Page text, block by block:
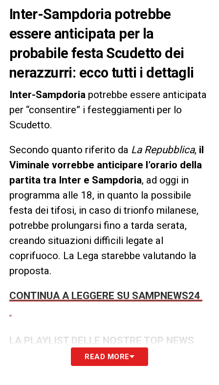
Inter-Sampdoria potrebbe
essere anticipata per la
probabile festa Scudetto dei
nerazzurri: ecco tutti i dettagli
Inter-Sampdoria potrebbe essere anticipata
per “consentire” i festeggiamenti per lo
Scudetto.
Secondo quanto riferito da La Repubblica, il
Viminale vorrebbe anticipare l’orario della
partita tra Inter e Sampdoria, ad oggi in
programma alle 18, in quanto la possibile
festa dei tifosi, in caso di trionfo milanese,
potrebbe prolungarsi fino a tarda serata,
creando situazioni difficili legate al
coprifuoco. La Lega starebbe valutando la
proposta.
CONTINUA A LEGGERE SU SAMPNEWS24
LA PLAYLIST DELLE NOSTRE TOP NEWS
READ MORE